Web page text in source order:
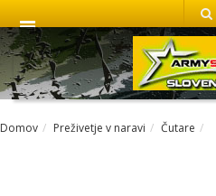
Domov Preživetje v naravi Čutare